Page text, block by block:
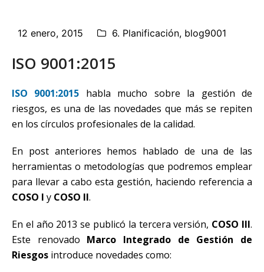
12 enero, 2015 6. Planificación, blog9001
ISO 9001:2015
ISO 9001:2015 habla mucho sobre la gestión de
riesgos, es una de las novedades que más se repiten
en los círculos profesionales de la calidad.
En post anteriores hemos hablado de una de las
herramientas o metodologías que podremos emplear
para llevar a cabo esta gestión, haciendo referencia a
COSO I y COSO II.
En el año 2013 se publicó la tercera versión, COSO III.
Este renovado Marco Integrado de Gestión de
Riesgos introduce novedades como: